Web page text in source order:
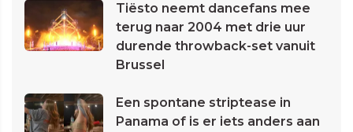
Tiësto neemt dancefans mee
terug naar 2004 met drie uur
durende throwback-set vanuit
Brussel
Een spontane striptease in
Panama of is er iets anders aan